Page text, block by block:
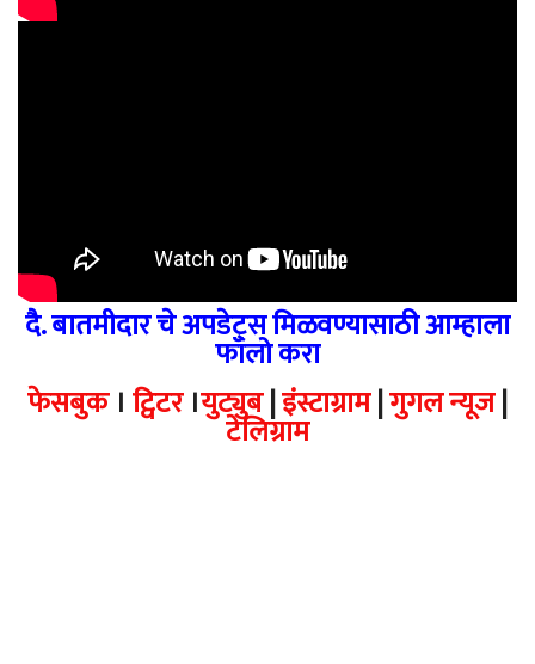
दै. बातमीदार चे अपडेट्स मिळवण्यासाठी आम्हाला
फॉलो करा
फेसबुक। ट्विटर।युट्युब|इंस्टाग्राम|गुगल न्यूज|
टेलिग्राम